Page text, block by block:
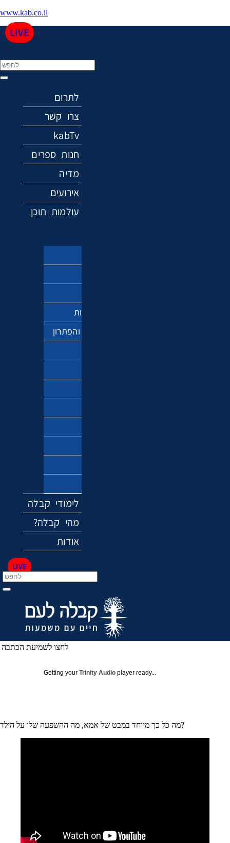
www.kab.co.il
LIVE
לתרום
צרו קשר
kabTv
חנות ספרים
מדיה
אירועים
עולמות תוכן
מדע ותפיסת המציאות
אנטישמיות – הבעיה והפתרון
לימודי קבלה
?מהי קבלה
אודות
LIVE
לחצו לשמיעת הכתבה
Getting your Trinity Audio player ready...
מה כל כך מיוחד במבט של אמא, מה ההשפעה שלו על הילד?